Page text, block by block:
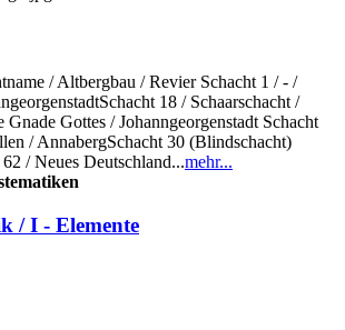
/ Altbergbau / Revier Schacht 1 / - /
18 / Schaarschacht /
Gnade Gottes / Johanngeorgenstadt Schacht
/ AnnabergSchacht 30 (Blindschacht)
/ Neues Deutschland...mehr...
/ I - Elemente